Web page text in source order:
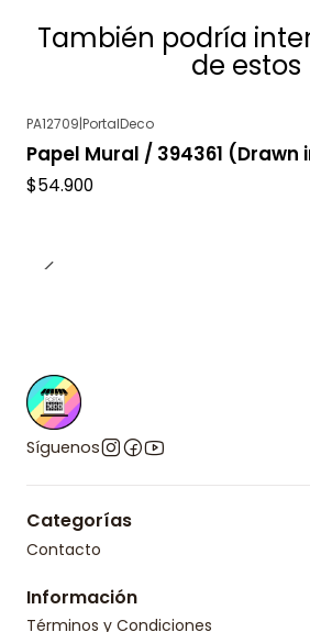
También podría
de estos
PA12709|PortalDeco
Papel Mural / 394361
$54.900
Síguenos
Categorías
Contacto
Información
Términos y Condiciones